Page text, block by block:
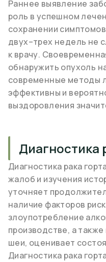
Раннее выявление
роль в успешном
сохранении
двух–трех недель не
к врачу.
обнаружить опухоль
современные методы
эффективны и
выздоровления
Диагностика
Диагностика рака
жалоб и изучения
уточняет
наличие факторов
злоупотребление
производстве, а
шеи, оценивает
Диагностика рака